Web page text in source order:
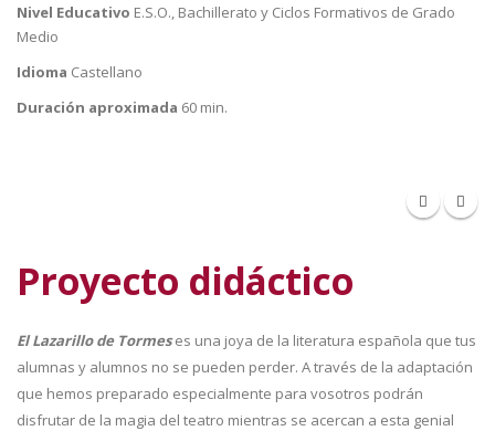
Nivel Educativo E.S.O., Bachillerato y Ciclos Formativos de Grado
Medio
Idioma Castellano
Duración aproximada 60 min.
Proyecto didáctico
El Lazarillo de Tormeses una joya de la literatura española que tus
alumnas y alumnos no se pueden perder. A través de la adaptación
que hemos preparado especialmente para vosotros podrán
disfrutar de la magia del teatro mientras se acercan a esta genial